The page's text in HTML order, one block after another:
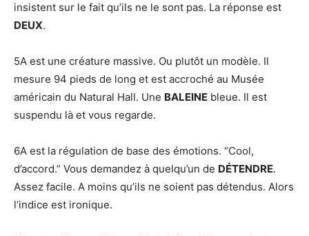
insistent sur le fait qu’ils ne le sont pas. La réponse est
DEUX.
5A est une créature massive. Ou plutôt un modèle. Il
mesure 94 pieds de long et est accroché au Musée
américain du Natural Hall. Une BALEINE bleue. Il est
suspendu là et vous regarde.
6A est la régulation de base des émotions. “Cool,
d’accord.” Vous demandez à quelqu’un de DÉTENDRE.
Assez facile. A moins qu’ils ne soient pas détendus. Alors
l’indice est ironique.